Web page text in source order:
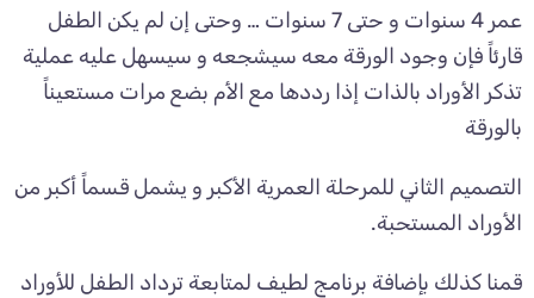
عمر 4 سنوات و حتى 7 سنوات … وحتى إن لم يكن الطفل
قارئاً فإن وجود الورقة معه سيشجعه و سيسهل عليه عملية
تذكر الأوراد بالذات إذا رددها مع الأم بضع مرات مستعيناً
بالورقة
التصميم الثاني للمرحلة العمرية الأكبر و يشمل قسماً أكبر من
الأوراد المستحبة.
قمنا كذلك بإضافة برنامج لطيف لمتابعة ترداد الطفل للأوراد